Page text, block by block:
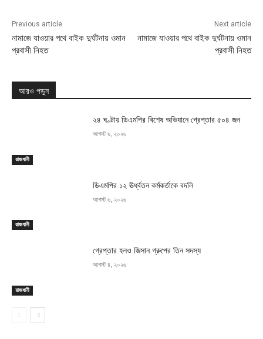
Previous article
নামাজে যাওয়ার পথে বাইক দুর্ঘটনায় ওমান
প্রবাসী নিহত
Next article
নামাজে যাওয়ার পথে বাইক দুর্ঘটনায় ওমান
প্রবাসী নিহত
আরও পড়ুন
রাজধানী
২৪ ঘণ্টায় ডিএমপির বিশেষ অভিযানে গ্রেপ্তার ৫০৪ জন
আগস্ট ৯, ২০২৬
রাজধানী
ডিএমপির ১২ ঊর্ধ্বতন কর্মকর্তাকে বদলি
আগস্ট ৬, ২০২৬
রাজধানী
গ্রেপ্তার হলও জিসান গ্রুপের তিন সদস্য
আগস্ট ৪, ২০২৬